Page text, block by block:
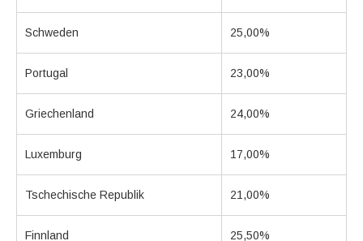
Schweden 25,00%
Portugal 23,00%
Griechenland 24,00%
Luxemburg 17,00%
Tschechische Republik 21,00%
Finnland 25,50%